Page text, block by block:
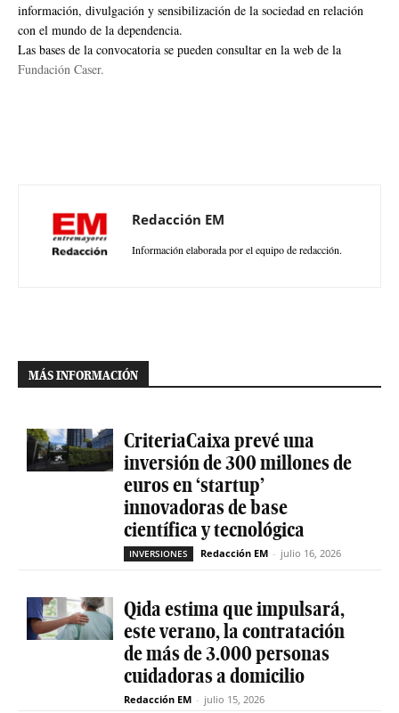
información, divulgación y sensibilización de la sociedad en relación
con el mundo de la dependencia.
Las bases de la convocatoria se pueden consultar en la web de la
Fundación Caser.
Redacción EM
Información elaborada por el equipo de redacción.
MÁS INFORMACIÓN
CriteriaCaixa prevé una
inversión de 300 millones de
euros en ‘startup’
innovadoras de base
científica y tecnológica
INVERSIONES Redacción EM - julio 16, 2026
Qida estima que impulsará,
este verano, la contratación
de más de 3.000 personas
cuidadoras a domicilio
Redacción EM - julio 15, 2026